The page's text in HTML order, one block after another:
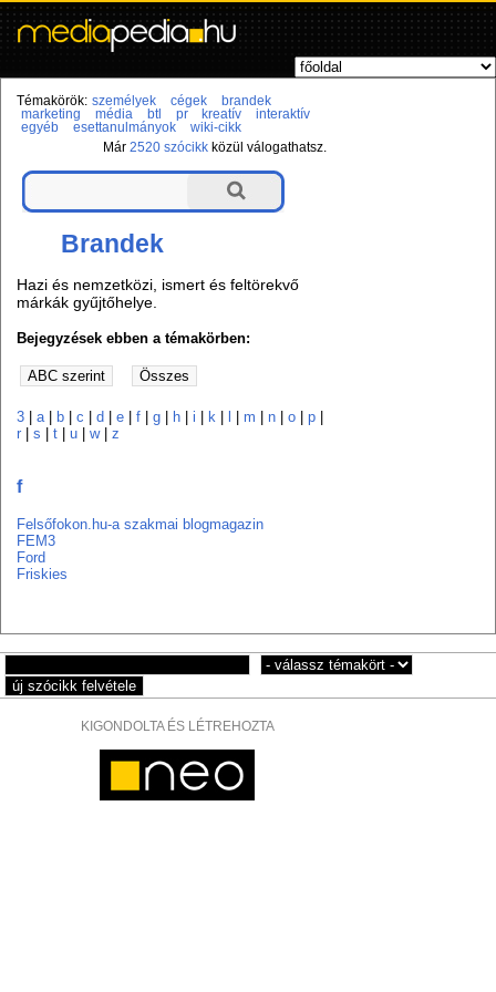
Témakörök: személyek cégek
brandek
marketing
média btl pr kreatív
interaktív
egyéb
esettanulmányok
wiki-cikk
Már2520 szócikk közül válogathatsz.
Brandek
Hazi és nemzetközi, ismert és feltörekvő
márkák gyűjtőhelye.
Bejegyzések ebben a témakörben:
3 |a| b |c |d |e |f |g h |i k |m |n |o |p
r |s |t |u |w|z
f
Felsőfokon.hu-a szakmai blogmagazin
FEM3
Ford
Friskies
KIGONDOLTA ÉS LÉTREHOZTA